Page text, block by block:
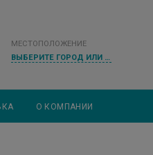
МЕСТОПОЛОЖЕНИЕ
ВЫБЕРИТЕ ГОРОД ИЛИ НАСЕЛЕННЫЙ ПУНКТ
О КОМПАНИИ